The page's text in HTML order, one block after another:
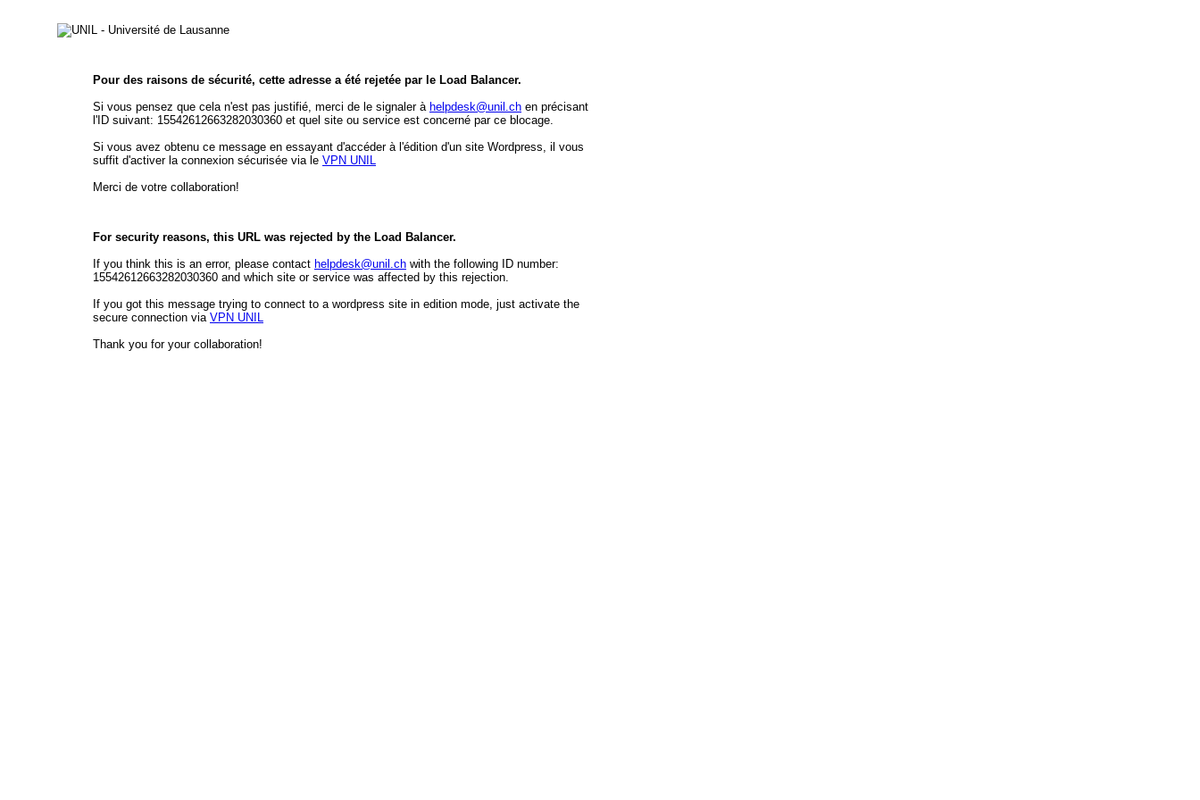
Pour des raisons de sécurité, cette adresse a été rejetée par le Load Balancer.
Si vous pensez que cela n'est pas justifié, merci de le signaler à helpdesk@unil.ch en précisant
l'ID suivant: 15542612663282030360 et quel site ou service est concerné par ce blocage.
Si vous avez obtenu ce message en essayant d'accéder à l'édition d'un site Wordpress, il vous
suffit d'activer la connexion sécurisée via le VPN UNIL
Merci de votre collaboration!
For security reasons, this URL was rejected by the Load Balancer.
If you think this is an error, please contact helpdesk@unil.ch with the following ID number:
15542612663282030360 and which site or service was affected by this rejection.
If you got this message trying to connect to a wordpress site in edition mode, just activate the
secure connection via VPN UNIL
Thank you for your collaboration!